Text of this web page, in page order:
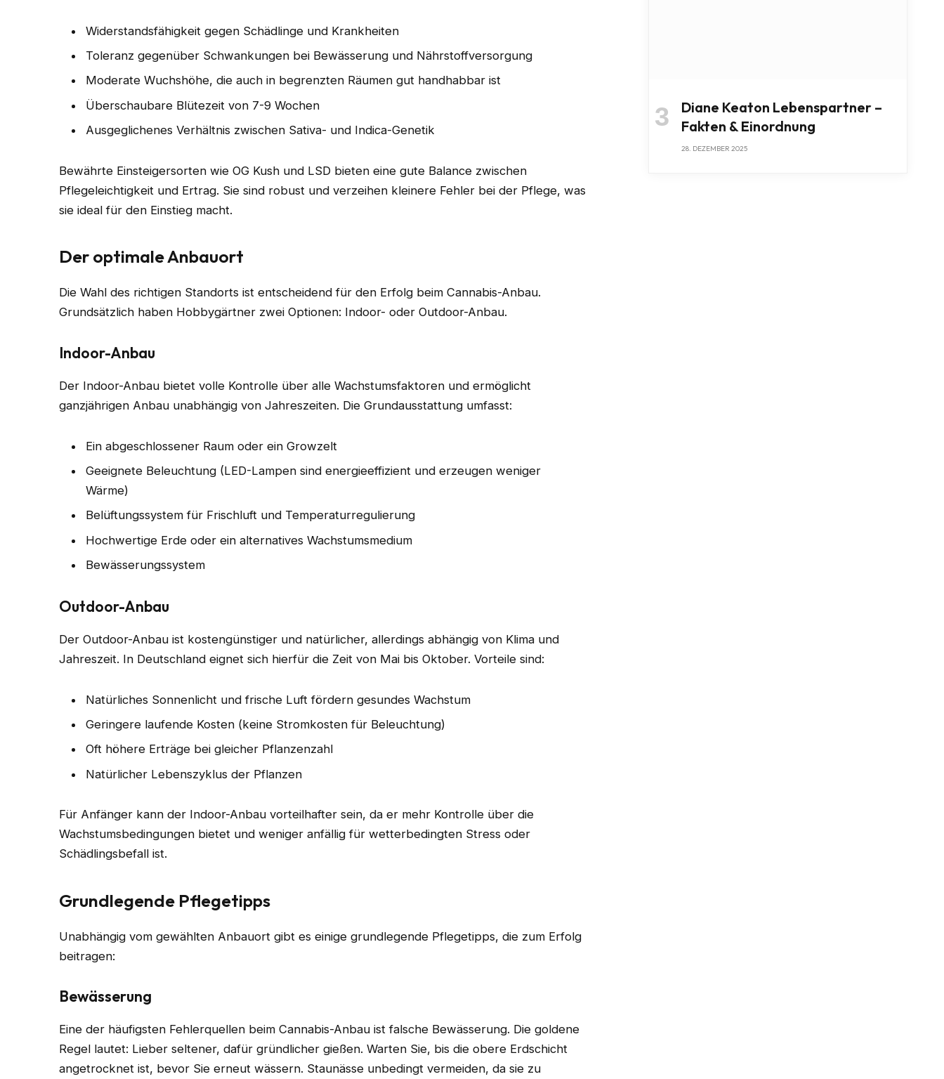
Widerstandsfähigkeit gegen Schädlinge und Krankheiten
Toleranz gegenüber Schwankungen bei Bewässerung und Nährstoffversorgung
Moderate Wuchshöhe, die auch in begrenzten Räumen gut handhabbar ist
Überschaubare Blütezeit von 7-9 Wochen
Ausgeglichenes Verhältnis zwischen Sativa- und Indica-Genetik
Bewährte Einsteigersorten wie OG Kush und LSD bieten eine gute Balance zwischen
Pflegeleichtigkeit und Ertrag. Sie sind robust und verzeihen kleinere Fehler bei der Pflege, was
sie ideal für den Einstieg macht.
Der optimale Anbauort
Die Wahl des richtigen Standorts ist entscheidend für den Erfolg beim Cannabis-Anbau.
Grundsätzlich haben Hobbygärtner zwei Optionen: Indoor- oder Outdoor-Anbau.
Indoor-Anbau
Der Indoor-Anbau bietet volle Kontrolle über alle Wachstumsfaktoren und ermöglicht
ganzjährigen Anbau unabhängig von Jahreszeiten. Die Grundausstattung umfasst:
Ein abgeschlossener Raum oder ein Growzelt
Geeignete Beleuchtung (LED-Lampen sind energieeffizient und erzeugen weniger
Wärme)
Belüftungssystem für Frischluft und Temperaturregulierung
Hochwertige Erde oder ein alternatives Wachstumsmedium
Bewässerungssystem
Outdoor-Anbau
Der Outdoor-Anbau ist kostengünstiger und natürlicher, allerdings abhängig von Klima und
Jahreszeit. In Deutschland eignet sich hierfür die Zeit von Mai bis Oktober. Vorteile sind:
Natürliches Sonnenlicht und frische Luft fördern gesundes Wachstum
Geringere laufende Kosten (keine Stromkosten für Beleuchtung)
Oft höhere Erträge bei gleicher Pflanzenzahl
Natürlicher Lebenszyklus der Pflanzen
Für Anfänger kann der Indoor-Anbau vorteilhafter sein, da er mehr Kontrolle über die
Wachstumsbedingungen bietet und weniger anfällig für wetterbedingten Stress oder
Schädlingsbefall ist.
Grundlegende Pflegetipps
Unabhängig vom gewählten Anbauort gibt es einige grundlegende Pflegetipps, die zum Erfolg
beitragen:
Bewässerung
Eine der häufigsten Fehlerquellen beim Cannabis-Anbau ist falsche Bewässerung. Die goldene
Regel lautet: Lieber seltener, dafür gründlicher gießen. Warten Sie, bis die obere Erdschicht
angetrocknet ist, bevor Sie erneut wässern. Staunässe unbedingt vermeiden, da sie zu
Diane Keaton Lebenspartner –
Fakten & Einordnung
28. DEZEMBER 2025